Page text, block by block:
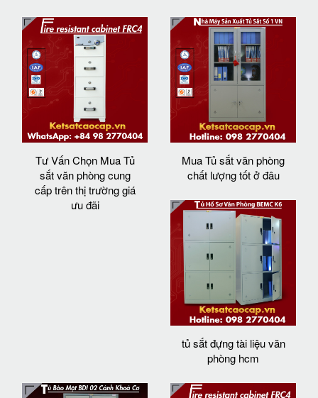
Tư Vấn Chọn Mua Tủ
sắt văn phòng cung
cấp trên thị trường giá
ưu đãi
Mua Tủ sắt văn phòng
chất lượng tốt ở đâu
tủ sắt đựng tài liệu văn
phòng hcm